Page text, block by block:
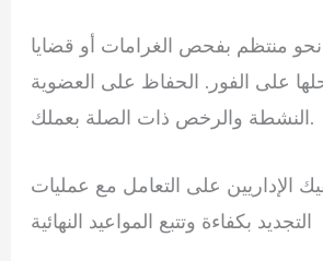
نحو منتظم بفحص الغرامات أو قضايا
على الفور. الحفاظ على العضوية
النشطة والرخص ذات الصلة بعملك.
الإداريين على التعامل مع عمليات
التجديد بكفاءة وتتبع المواعيد النهائية